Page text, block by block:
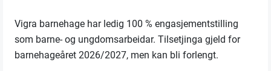
Vigra barnehage har ledig 100 % engasjementstilling
som barne- og ungdomsarbeidar. Tilsetjinga gjeld for
barnehageåret 2026/2027, men kan bli forlengt.